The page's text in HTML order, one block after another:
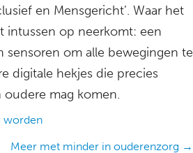
en Mensgericht’. Waar het
intussen op neerkomt: een
sensoren om alle bewegingen te
digitale hekjes die precies
mag komen.
worden
Meer met minder in ouderenzorg →